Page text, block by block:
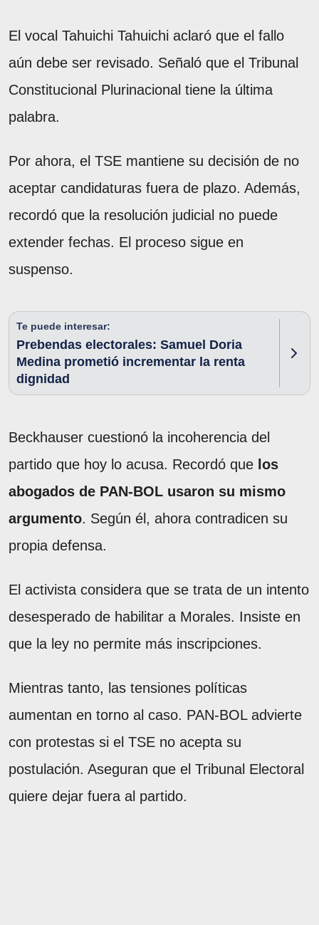
El vocal Tahuichi Tahuichi aclaró que el fallo
aún debe ser revisado. Señaló que el Tribunal
Constitucional Plurinacional tiene la última
palabra.
Por ahora, el TSE mantiene su decisión de no
aceptar candidaturas fuera de plazo. Además,
recordó que la resolución judicial no puede
extender fechas. El proceso sigue en
suspenso.
Te puede interesar:
Prebendas electorales: Samuel Doria
Medina prometió incrementar la renta
dignidad
Beckhauser cuestionó la incoherencia del
partido que hoy lo acusa. Recordó que los
abogados de PAN-BOL usaron su mismo
argumento. Según él, ahora contradicen su
propia defensa.
El activista considera que se trata de un intento
desesperado de habilitar a Morales. Insiste en
que la ley no permite más inscripciones.
Mientras tanto, las tensiones políticas
aumentan en torno al caso. PAN-BOL advierte
con protestas si el TSE no acepta su
postulación. Aseguran que el Tribunal Electoral
quiere dejar fuera al partido.